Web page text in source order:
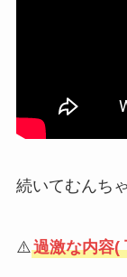
続いてむんち
⚠️過激な内容(